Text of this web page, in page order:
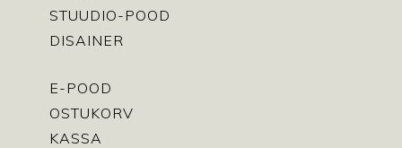
STUUDIO-POOD
DISAINER
E-POOD
OSTUKORV
KASSA